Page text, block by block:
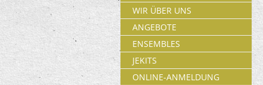
WIR ÜBER UNS
ANGEBOTE
ENSEMBLES
JEKITS
ONLINE-ANMELDUNG